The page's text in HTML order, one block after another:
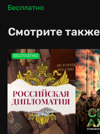
Бесплатно
Смотрите также
БЕСПЛАТНО